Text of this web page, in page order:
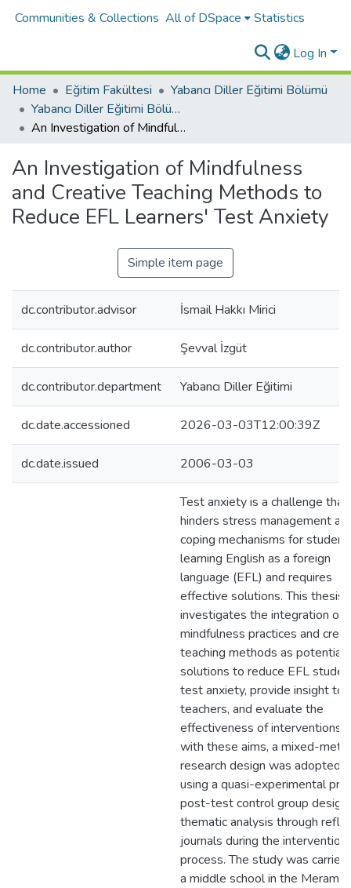
Communities & Collections All of DSpace Statistics
Log In
Home Eğitim Fakültesi
Yabancı Diller Eğitimi Bölümü
Yabancı Diller Eğitimi Bölümü Tez Koleksiyonu
An Investigation of Mindfulness and Creative Teaching Methods to Reduce EFL Learners' Test Anxiety
An Investigation of Mindfulness
and Creative Teaching Methods to
Reduce EFL Learners' Test Anxiety
Simple item page
dc.contributor.advisor İsmail Hakkı Mirici
dc.contributor.author Şevval İzgüt
dc.contributor.department Yabancı Diller Eğitimi
dc.date.accessioned 2026-03-03T12:00:39Z
dc.date.issued 2006-03-03
Test anxiety is a challenge that
hinders stress management
coping mechanisms for
learning English as a foreign
language (EFL) and requires
effective solutions. This thesis
investigates the integration of
mindfulness practices and
teaching methods as potential
solutions to reduce EFL
test anxiety, provide insight to
teachers, and evaluate the
effectiveness of interventions.
with these aims, a mixed-
research design was adopted
using a quasi-experimental
post-test control group design
thematic analysis through
journals during the intervention
process. The study was
a middle school in the Meram